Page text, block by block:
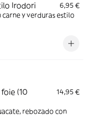
Irodori
6,95 €
y verduras estilo
(10
14,95 €
rebozado con